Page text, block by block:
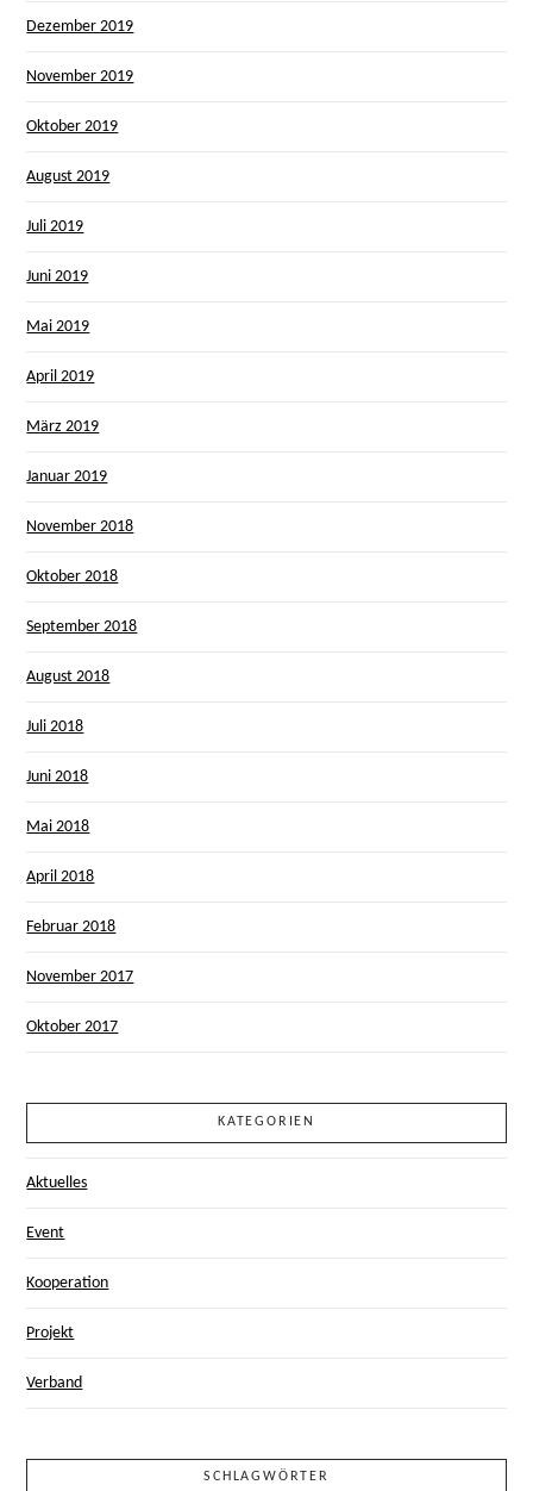
Dezember 2019
November 2019
Oktober 2019
August 2019
Juli 2019
Juni 2019
Mai 2019
April 2019
März 2019
Januar 2019
November 2018
Oktober 2018
September 2018
August 2018
Juli 2018
Juni 2018
Mai 2018
April 2018
Februar 2018
November 2017
Oktober 2017
KATEGORIEN
Aktuelles
Event
Kooperation
Projekt
Verband
SCHLAGWÖRTER